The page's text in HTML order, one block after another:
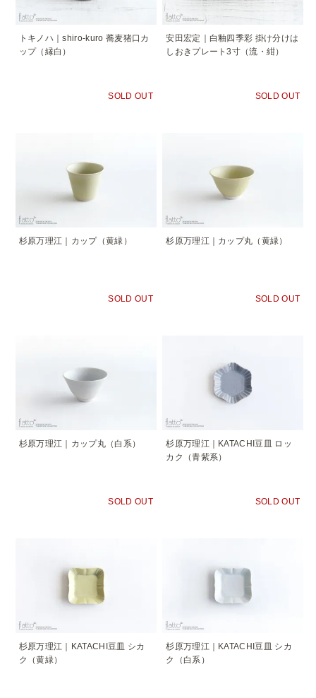
トキノハ｜shiro-kuro 蕎麦猪口カ
ップ（縁白）
SOLD OUT
安田宏定｜白釉四季彩 掛け分けは
しおきプレート3寸（流・紺）
SOLD OUT
杉原万理江｜カップ（黄緑）
SOLD OUT
杉原万理江｜カップ丸（黄緑）
SOLD OUT
杉原万理江｜カップ丸（白系）
SOLD OUT
杉原万理江｜KATACHI豆皿 ロッ
カク（青紫系）
SOLD OUT
杉原万理江｜KATACHI豆皿 シカ
ク（黄緑）
杉原万理江｜KATACHI豆皿 シカ
ク（白系）